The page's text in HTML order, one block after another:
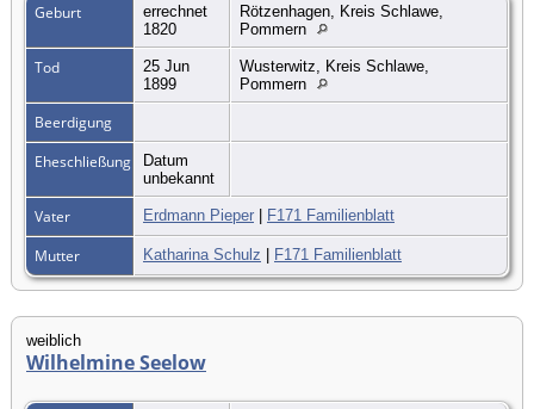
Geburt
errechnet
1820
Rötzenhagen, Kreis Schlawe,
Pommern
Tod
25 Jun
1899
Wusterwitz, Kreis Schlawe,
Pommern
Beerdigung
Eheschließung
Datum
unbekannt
Vater Erdmann Pieper | F171 Familienblatt
Mutter Katharina Schulz | F171 Familienblatt
weiblich
Wilhelmine Seelow